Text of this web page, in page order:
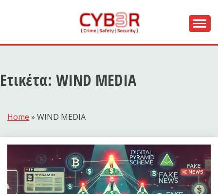
CYB3R
Ετικέτα: WIND MEDIA
Home » WIND MEDIA